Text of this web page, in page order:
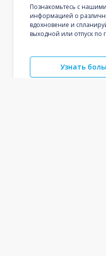
Познакомьтесь с
информацией о
вдохновение и
выходной или отпуск по
Узнать